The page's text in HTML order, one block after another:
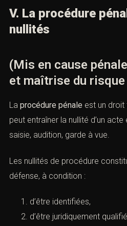
V. La procédure
nullités
(Mis en cause
et maîtrise du risque
La procédure pénale est un droit
peut entraîner la nullité d’un
saisie, audition, garde à vue.
Les nullités de procédure
défense, à condition :
d’être identifiées,
d’être juridiquement